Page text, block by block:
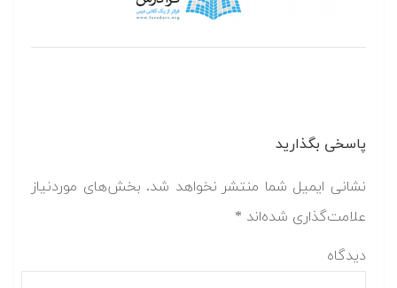
پاسخی بگذارید
نشانی ایمیل شما منتشر نخواهد شد. بخش‌های موردنیاز
علامت‌گذاری شده‌اند *
دیدگاه